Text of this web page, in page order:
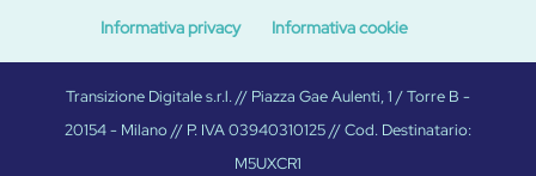
Informativa privacy Informativa cookie
Transizione Digitale s.r.l. // Piazza Gae Aulenti, 1 / Torre B -
20154 - Milano // P. IVA 03940310125 // Cod. Destinatario:
M5UXCR1